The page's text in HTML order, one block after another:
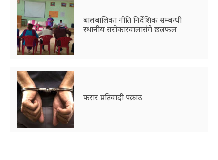
बालबालिका नीति निर्देशिक सम्बन्धी
स्थानीय सरोकारवालासंगे छलफल
फरार प्रतिवादी पक्राउ